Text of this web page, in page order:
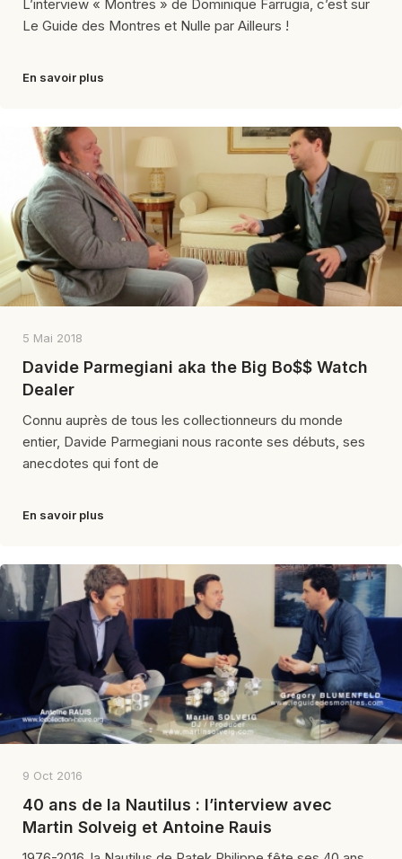
L’interview « Montres » de Dominique Farrugia, c’est sur
Le Guide des Montres et Nulle par Ailleurs !
En savoir plus
5 Mai 2018
Davide Parmegiani aka the Big Bo$$ Watch
Dealer
Connu auprès de tous les collectionneurs du monde
entier, Davide Parmegiani nous raconte ses débuts, ses
anecdotes qui font de
En savoir plus
9 Oct 2016
40 ans de la Nautilus : l’interview avec
Martin Solveig et Antoine Rauis